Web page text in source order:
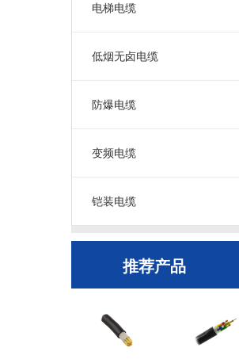
电梯电缆
低烟无卤电缆
防爆电缆
变频电缆
铠装电缆
推荐产品